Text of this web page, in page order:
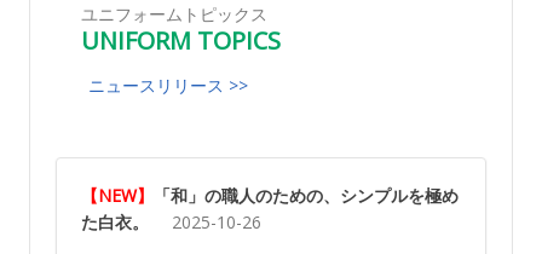
ユニフォームトピックス
UNIFORM TOPICS
ニュースリリース >>
【NEW】
「和」の職人のための、シンプルを極め
た白衣。
2025-10-26